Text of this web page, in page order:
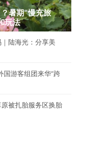
暑期“慢充旅
玩法
陆海光：分享美
国游客组团来华“跨
被扎胎服务区换胎